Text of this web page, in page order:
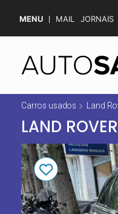
MENU MAIL JORNAIS
Carros usados Land
LAND